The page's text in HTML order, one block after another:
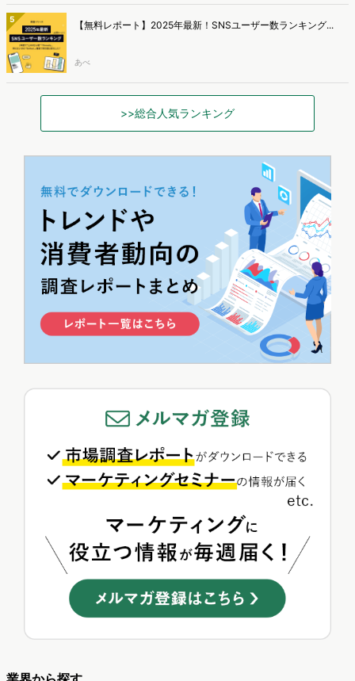
5 【無料レポート】2025年最新！SNSユーザー数ランキング...
あべ
>>総合人気ランキング